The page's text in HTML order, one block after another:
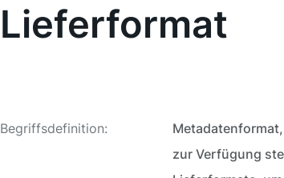
Lieferformat
Begriffsdefinition:
zur Verfügung